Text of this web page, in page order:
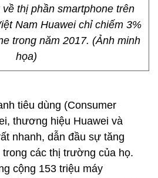
thị phần smartphone trên
Nam Huawei chỉ chiếm 3%
trong năm 2017. (Ảnh minh
họa)
tiêu dùng (Consumer
thương hiệu Huawei và
nhanh, dẫn đầu sự tăng
các thị trường của họ.
cộng 153 triệu máy